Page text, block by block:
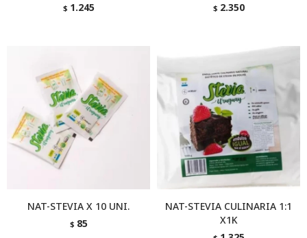
$ 1.245 $ 2.350
NAT-STEVIA X 10 UNI.
$ 85
NAT-STEVIA CULINARIA 1:1
X1K